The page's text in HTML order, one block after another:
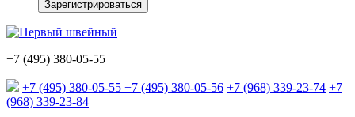
+7 (495) 380-05-55
+7 (495) 380-05-55 +7 (495) 380-05-56 +7 (968) 339-23-74 +7
(968) 339-23-84